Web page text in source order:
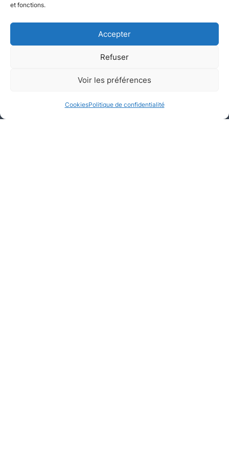
et fonctions.
Accepter
Refuser
Voir les préférences
CookiesPolitique de confidentialité